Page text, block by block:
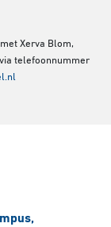
Xerva Blom,
telefoonnummer